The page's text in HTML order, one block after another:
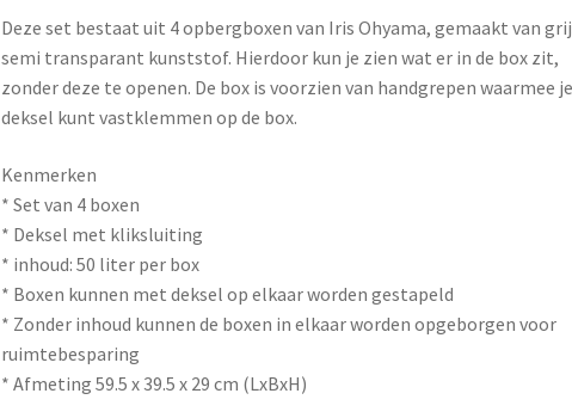
t
Deze set bestaat uit 4 opbergboxen van Iris Ohyama, gemaakt van
semi transparant kunststof. Hierdoor kun je zien wat er in de box zit,
zonder deze te openen. De box is voorzien van handgrepen waarmee
deksel kunt vastklemmen op de box.
Kenmerken
* Set van 4 boxen
* Deksel met kliksluiting
* inhoud: 50 liter per box
* Boxen kunnen met deksel op elkaar worden gestapeld
* Zonder inhoud kunnen de boxen in elkaar worden opgeborgen voor
ruimtebesparing
* Afmeting 59.5 x 39.5 x 29 cm (LxBxH)